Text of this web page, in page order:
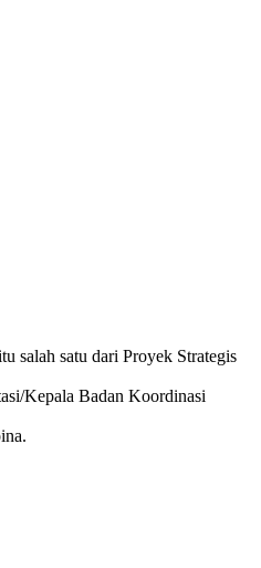
salah satu dari Proyek Strategis
Kepala Badan Koordinasi